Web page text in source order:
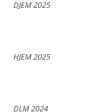
DJEM 2025
HJEM 2025
DLM 2024